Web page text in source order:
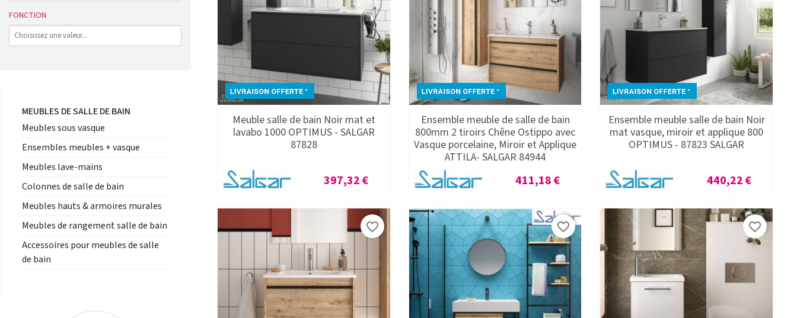
FONCTION
MEUBLES DE SALLE DE BAIN
Meubles sous vasque
Ensembles meubles + vasque
Meubles lave-mains
Colonnes de salle de bain
Meubles hauts & armoires murales
Meubles de rangement salle de bain
Accessoires pour meubles de salle
de bain
Meuble salle de bain Noir mat et
lavabo 1000 OPTIMUS - SALGAR
87828
Prix
397,32 €
Ensemble meuble de salle de bain
800mm 2 tiroirs Chêne Ostippo avec
Vasque porcelaine, Miroir et Applique
ATTILA- SALGAR 84944
Prix
411,18 €
Ensemble meuble salle de bain Noir
mat vasque, miroir et applique 800
OPTIMUS - 87823 SALGAR
Prix
440,22 €
favorite_border favorite_border favorite_border